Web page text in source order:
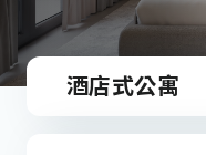
酒店式公寓